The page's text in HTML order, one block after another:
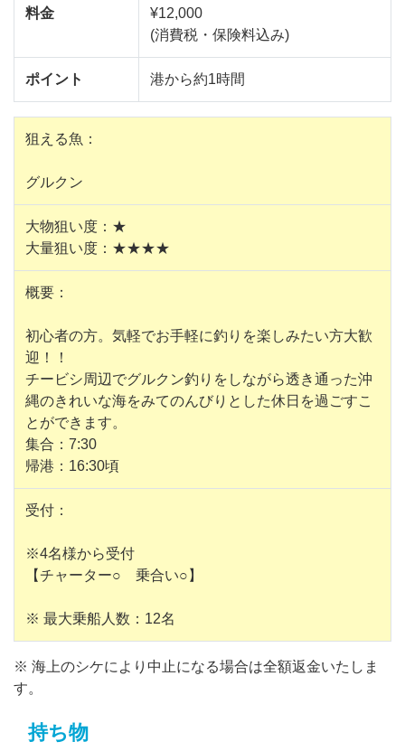
料金
¥12,000
(消費税・保険料込み)
ポイント 港から約1時間
狙える魚：
グルクン
大物狙い度：★
大量狙い度：★★★★
概要：
初心者の方。気軽でお手軽に釣りを楽しみたい方大歓
迎！！
チービシ周辺でグルクン釣りをしながら透き通った沖
縄のきれいな海をみてのんびりとした休日を過ごすこ
とができます。
集合：7:30
帰港：16:30頃
受付：
※4名様から受付
【チャーター○ 乗合い○】
※ 最大乗船人数：12名
※ 海上のシケにより中止になる場合は全額返金いたしま
す。
持ち物